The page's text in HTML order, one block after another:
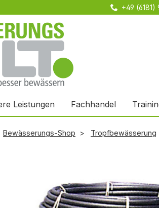
+49 (6181)
Leistungen Fachhandel
Bewässerungs-Shop Tropfbewässerung